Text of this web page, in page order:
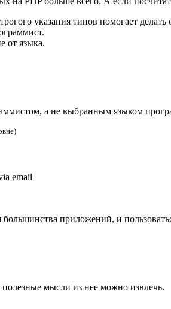
указания типов помогает
от языка.
а не выбранным языком
приложений, и
мысли из нее можно извлечь.